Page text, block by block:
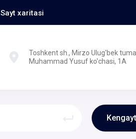
Sayt xaritasi
Toshkent sh., Mirzo Ulug'bek
Muhammad Yusuf ko'chasi, 1A